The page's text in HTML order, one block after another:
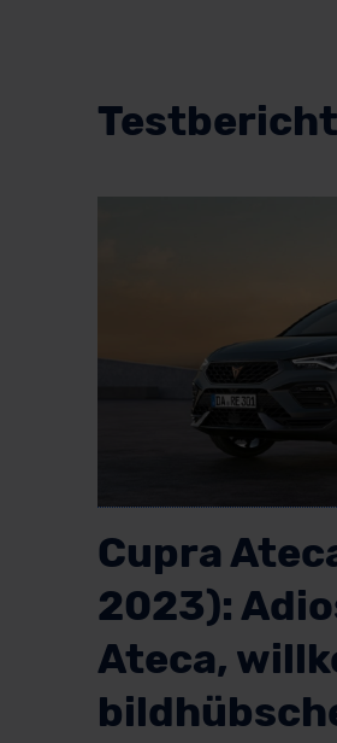
Cupra
2023):
Ateca,